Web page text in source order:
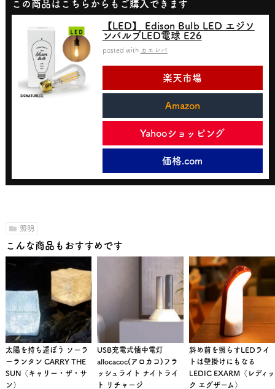
この商品はこちらからもご購入できます
【LED】 Edison Bulb LED エジソ
ンバルブLED電球 E26
posted with カエレバ
楽天市場
Amazon
Yahooショッピング
価格.com
照明
こんな商品もおすすめです
太陽を持ち運ぼう ソーラ
ーランタン CARRY THE
SUN（キャリー・ザ・サ
ン）
USB充電式懐中電灯
allocacoc(アロカコ)フラ
ッシュライト ナイトライ
ト リチャージ
斜め前を照らすLEDライ
トは壁掛けにもなる
LEDIC EXARM（レディッ
ク エグザーム）